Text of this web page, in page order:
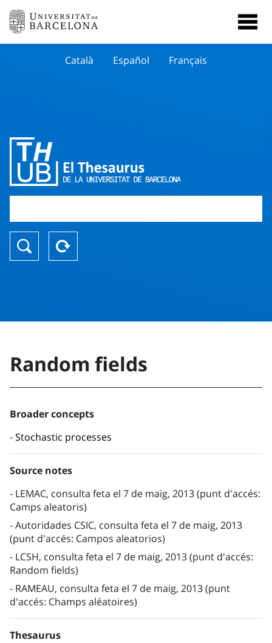
Català Español Français
Random fields
Broader concepts
Stochastic processes
Source notes
LEMAC, consulta feta el 7 de maig, 2013 (punt d'accés:
Camps aleatoris)
Autoridades CSIC, consulta feta el 7 de maig, 2013
(punt d'accés: Campos aleatorios)
LCSH, consulta feta el 7 de maig, 2013 (punt d'accés:
Random fields)
RAMEAU, consulta feta el 7 de maig, 2013 (punt
d'accés: Champs aléatoires)
Thesaurus